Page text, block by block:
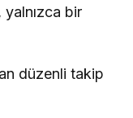
yalnızca bir
düzenli takip